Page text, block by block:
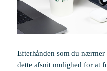
Efterhånden som du
dette afsnit mulighed for at